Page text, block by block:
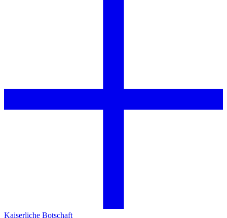
Kaiserliche Botschaft